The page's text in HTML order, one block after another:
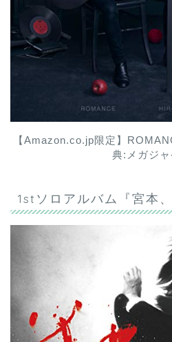
【Amazon.co.jp限定】
典:メガジ
1stソロアルバム『宮本、